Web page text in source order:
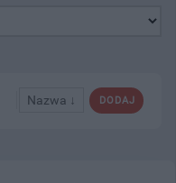
DODAJ
Nazwa ↓